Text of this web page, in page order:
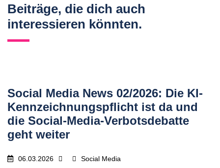
Beiträge, die dich auch
interessieren könnten.
Social Media News 02/2026: Die KI-
Kennzeichnungspflicht ist da und
die Social-Media-Verbotsdebatte
geht weiter
06.03.2026 Social Media